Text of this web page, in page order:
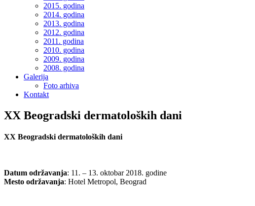
2015. godina
2014. godina
2013. godina
2012. godina
2011. godina
2010. godina
2009. godina
2008. godina
Galerija
Foto arhiva
Kontakt
XX Beogradski dermatoloških dani
XX Beogradski dermatoloških dani
Datum održavanja: 11. – 13. oktobar 2018. godine
Mesto održavanja: Hotel Metropol, Beograd